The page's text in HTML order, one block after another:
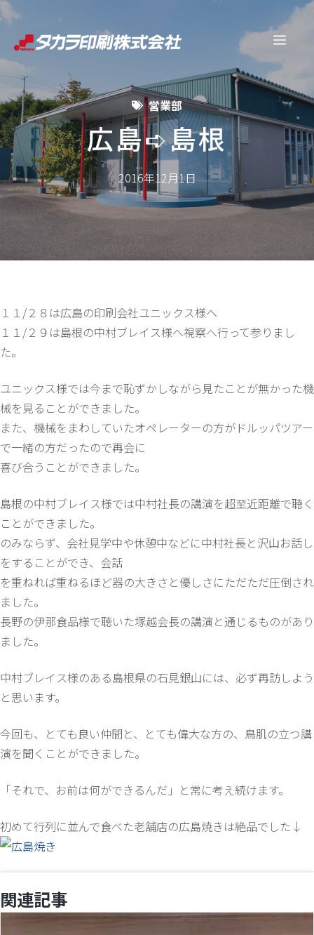
コ
ン
へ
ス
キ
プ
メ
ュ
ー
営業部
広島➪島根
2016年12月1日
１１/２８は広島の印刷会社ユニックス様へ
１１/２９は島根の中村ブレイス様へ視察へ行って参りまし
た。
ユニックス様では今まで恥ずかしながら見たことが無かった機
械を見ることができました。
また、機械をまわしていたオペレーターの方がドルッパツアー
で一緒の方だったので再会に
喜び合うことができました。
島根の中村ブレイス様では中村社長の講演を超至近距離で聴く
ことができました。
のみならず、会社見学中や休憩中などに中村社長と沢山お話し
をすることができ、会話
を重ねれば重ねるほど器の大きさと優しさにただただ圧倒され
ました。
長野の伊那食品様で聴いた塚越会長の講演と通じるものがあり
ました。
中村ブレイス様のある島根県の石見銀山には、必ず再訪しよう
と思います。
今回も、とても良い仲間と、とても偉大な方の、鳥肌の立つ講
演を聞くことができました。
「それで、お前は何ができるんだ」と常に考え続けます。
初めて行列に並んで食べた老舗店の広島焼きは絶品でした↓
関連記事